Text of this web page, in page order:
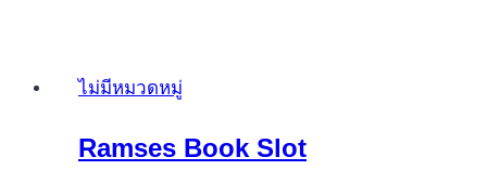
and
Ace
ไม่มีหมวดหมู่
Ramses Book Slot